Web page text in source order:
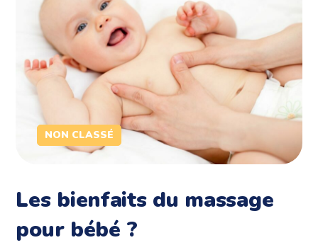
NON CLASSÉ
Les bienfaits du massage
pour bébé ?